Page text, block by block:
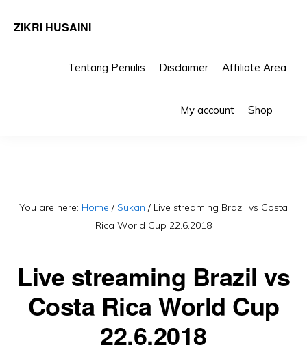
ZIKRI HUSAINI
Tentang Penulis Disclaimer Affiliate Area
My account Shop
You are here: Home / Sukan / Live streaming Brazil vs Costa
Rica World Cup 22.6.2018
Live streaming Brazil vs
Costa Rica World Cup
22.6.2018